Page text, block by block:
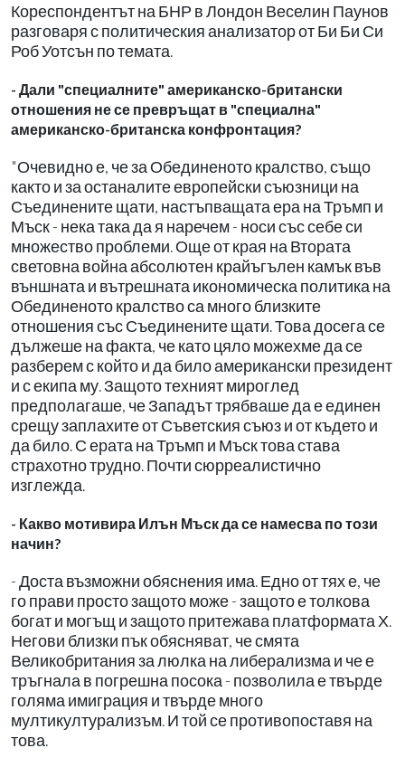
Кореспондентът на БНР в Лондон Веселин Паунов
разговаря с политическия анализатор от Би Би Си
Роб Уотсън по темата.
- Дали "специалните" американско-британски
отношения не се превръщат в "специална"
американско-британска конфронтация?
"Очевидно е, че за Обединеното кралство, също
както и за останалите европейски съюзници на
Съединените щати, настъпващата ера на Тръмп и
Мъск - нека така да я наречем - носи със себе си
множество проблеми. Още от края на Втората
световна война абсолютен крайъгълен камък във
външната и вътрешната икономическа политика на
Обединеното кралство са много близките
отношения със Съединените щати. Това досега се
дължеше на факта, че като цяло можехме да се
разберем с който и да било американски президент
и с екипа му. Защото техният мироглед
предполагаше, че Западът трябваше да е единен
срещу заплахите от Съветския съюз и от където и
да било. С ерата на Тръмп и Мъск това става
страхотно трудно. Почти сюрреалистично
изглежда.
- Какво мотивира Илън Мъск да се намесва по този
начин?
- Доста възможни обяснения има. Едно от тях е, че
го прави просто защото може - защото е толкова
богат и могъщ и защото притежава платформата Х.
Негови близки пък обясняват, че смята
Великобритания за люлка на либерализма и че е
тръгнала в погрешна посока - позволила е твърде
голяма имиграция и твърде много
мултикултурализъм. И той се противопоставя на
това.